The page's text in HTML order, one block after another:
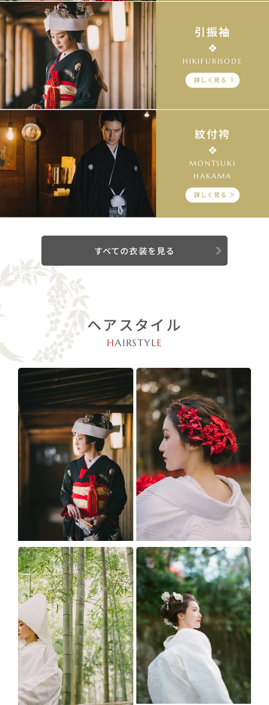
引振袖
HIKIFURISODE
詳しく見る
紋付袴
MONTSUKI
HAKAMA
詳しく見る
すべての衣装を見る
ヘアスタイル
HAIRSTYLE